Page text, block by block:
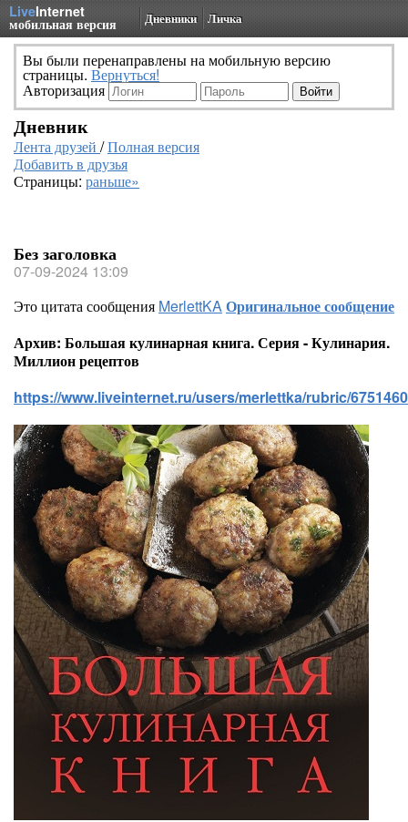
LiveInternet
мобильная версия Дневники Личка
Вы были перенаправлены на мобильную версию
страницы. Вернуться!
Авторизация
Дневник
Лента друзей /Полная версия
Добавить в друзья
Страницы: раньше»
Без заголовка
07-09-2024 13:09
Это цитата сообщения MerlettKAОригинальное сообщение
Архив: Большая кулинарная книга. Серия - Кулинария.
Миллион рецептов
https://www.liveinternet.ru/users/merlettka/rubric/